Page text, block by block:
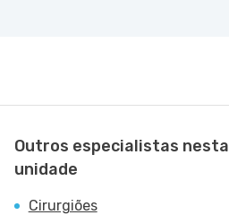
Outros especialistas nesta
unidade
Cirurgiões